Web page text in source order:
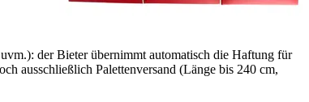
der Bieter übernimmt automatisch die Haftung für
ausschließlich Palettenversand (Länge bis 240 cm,